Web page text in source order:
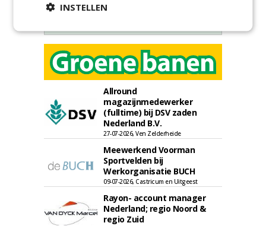
Allround
magazijnmedewerker
(fulltime) bij DSV zaden
Nederland B.V.
27-07-2026, Ven Zelderheide
Meewerkend Voorman
Sportvelden bij
Werkorganisatie BUCH
09-07-2026, Castricum en Uitgeest
Rayon- account manager
Nederland; regio Noord &
regio Zuid
INSTELLEN